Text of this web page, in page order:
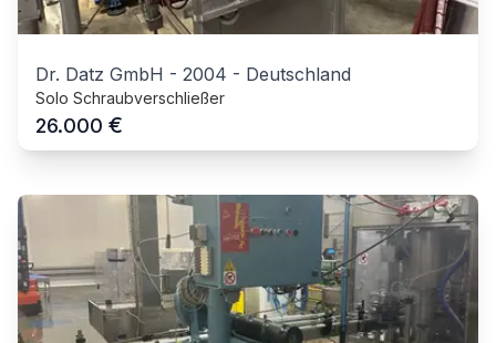
Dr. Datz GmbH - 2004 - Deutschland
Solo Schraubverschließer
26.000 €